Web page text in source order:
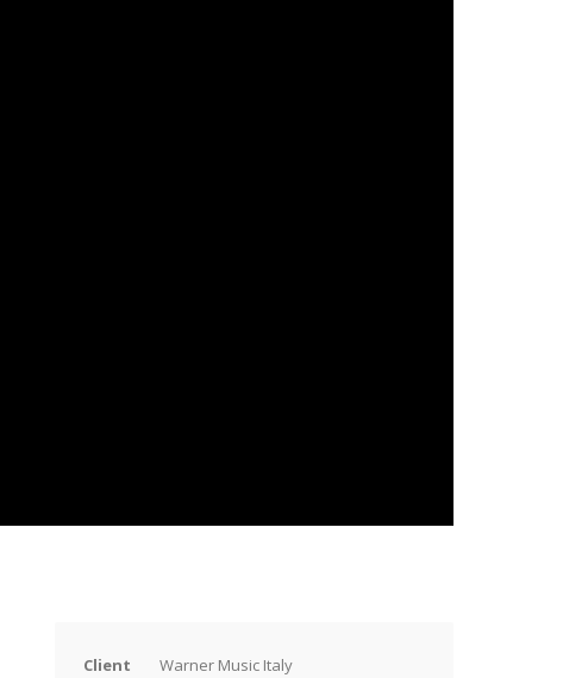
Client Warner Music Italy